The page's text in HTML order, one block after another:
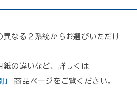
異なる２系統からお選びいただけ
紙の違いなど、詳しくは
商品ページをご覧ください。